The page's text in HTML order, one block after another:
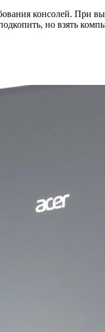
консолей. При
но взять